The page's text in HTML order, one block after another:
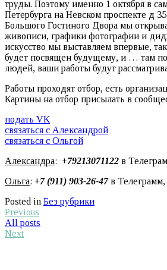
труды. Поэтому именно 1 октября в
Петербурга на Невском проспекте д
Большого Гостиного Двора мы
живописи, графики фотографии и
искусство мы выставляем впервые,
будет посвящен будущему, и … там
людей, ваши работы будут
Работы проходят отбор, есть
Картины на отбор присылать в
подать VK
связаться с Александрой
связаться с Ольгой
Александра: +79213071122 в
Ольга: +7 (911) 903-26-47в Телеграмм,
Posted in Без рубрики
Previous
All posts
Next